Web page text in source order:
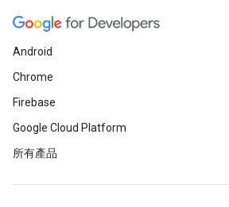
Android
Chrome
Firebase
Google Cloud Platform
所有產品